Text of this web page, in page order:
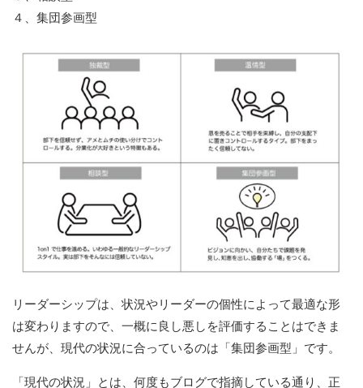
４、集団参画型
リーダーシップは、状況やリーダーの個性によって最適な形
は変わりますので、一概に良し悪しを評価することはできま
せんが、現代の状況に合っているのは「集団参画型」です。
「現代の状況」とは、何度もブログで指摘している通り、正